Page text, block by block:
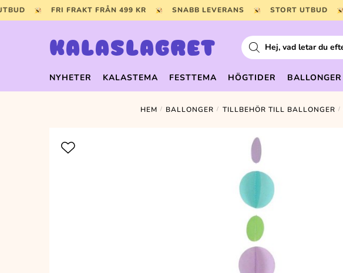
Skip
to
Skip
to
FRI FRAKT FRÅN 499 KR SNABB LEVERANS STORT UTBUD
KALASLAGRET Produktsökning
NYHETER KALASTEMA FESTTEMA HÖGTIDER BALLONGER
HEM / BALLONGER / TILLBEHÖR TILL BALLONGER /